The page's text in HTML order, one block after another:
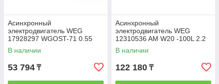
Асинхронный
электродвигатель WEG
17928297 WGOST-71 0.55
кВт 4P B3T 220/380 В 50 Гц
В наличии
53 794 ₸
Асинхронный
электродвигатель WEG
12310536 AM W20 -100L 2.2
кВт 4P B3T 220-460 В 50 Гц
В наличии
122 180 ₸